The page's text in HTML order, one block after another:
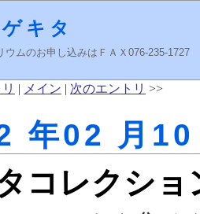
キタ
ウムのお申し込みはＦＡＸ076-235-
| メイン | 次のエントリ >>
年02 月
コレクシ